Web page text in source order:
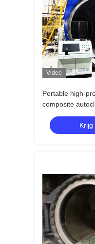
Video
Portable high-
composite
control systems
applications
Krijg